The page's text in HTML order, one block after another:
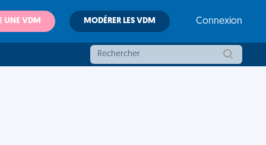
UNE VDM MODÉRER LES VDM Connexion